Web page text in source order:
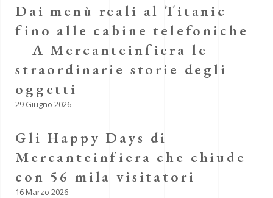
Dai menù reali al Titanic
fino alle cabine telefoniche
– A Mercanteinfiera le
straordinarie storie degli
oggetti
29 Giugno 2026
Gli Happy Days di
Mercanteinfiera che chiude
con 56 mila visitatori
16 Marzo 2026